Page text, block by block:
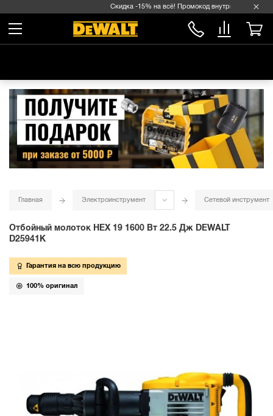
Скидка -15% на всё! Промокод внутри →
Главная Электроинструмент Сетевой инструмент
Отбойный молоток HEX 19 1600 Вт 22.5 Дж DEWALT
D25941K
Гарантия на всю продукцию
100% оригинал